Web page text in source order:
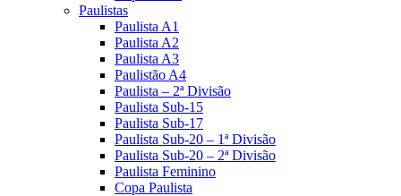
Paulistas
Paulista A1
Paulista A2
Paulista A3
Paulistão A4
Paulista – 2ª Divisão
Paulista Sub-15
Paulista Sub-17
Paulista Sub-20 – 1ª Divisão
Paulista Sub-20 – 2ª Divisão
Paulista Feminino
Copa Paulista